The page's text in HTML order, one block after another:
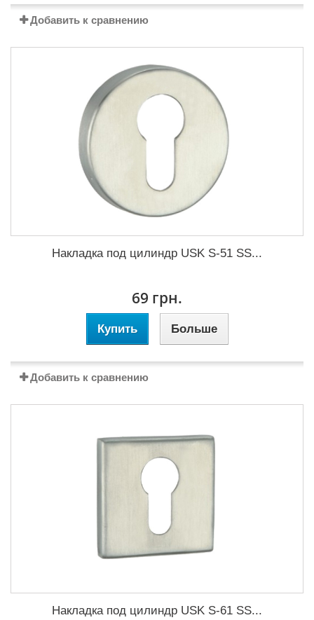
Добавить к сравнению
Накладка под цилиндр USK S-51 SS...
69 грн.
Купить Больше
Добавить к сравнению
Накладка под цилиндр USK S-61 SS...